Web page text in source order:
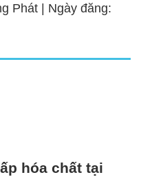
Phát | Ngày đăng:
hóa chất tại